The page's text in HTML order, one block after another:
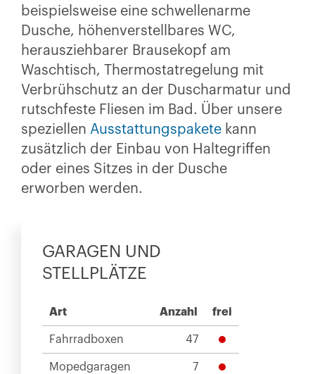
beispielsweise eine schwellenarme
Dusche, höhenverstellbares WC,
herausziehbarer Brausekopf am
Waschtisch, Thermostatregelung mit
Verbrühschutz an der Duscharmatur und
rutschfeste Fliesen im Bad. Über unsere
speziellen Ausstattungspakete kann
zusätzlich der Einbau von Haltegriffen
oder eines Sitzes in der Dusche
erworben werden.
GARAGEN UND
STELLPLÄTZE
Art Anzahl frei
Fahrradboxen 47
Mopedgaragen 7